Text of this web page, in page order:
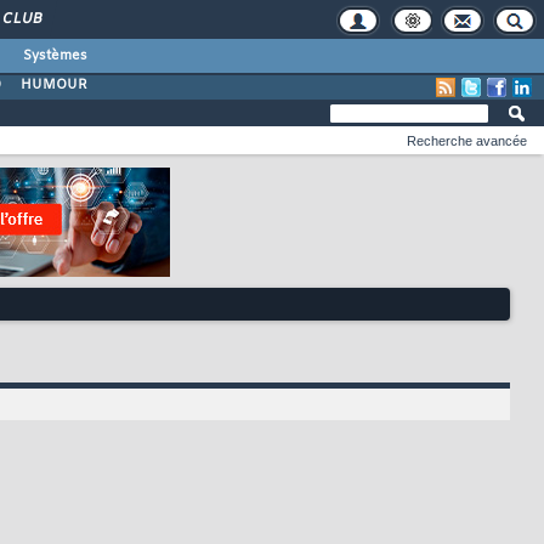
CLUB
Systèmes
HUMOUR
Recherche avancée